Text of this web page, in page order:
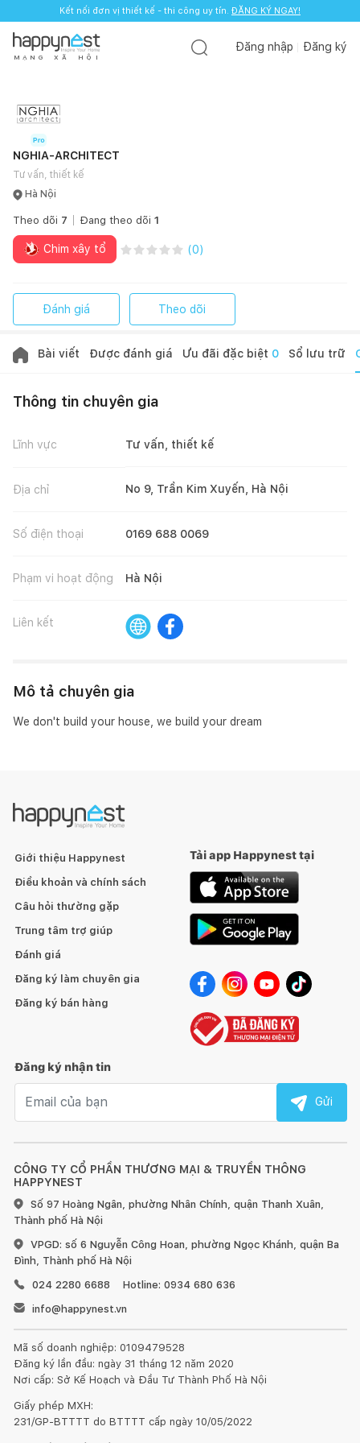
Kết nối đơn vị thiết kế - thi công uy tín. ĐĂNG KÝ NGAY!
M Ạ N G X Ã H Ộ I
Đăng nhập Đăng ký
NGHIA-ARCHITECT
Tư vấn, thiết kế
Hà Nội
Theo dõi 7 Đang theo dõi 1
Chim xây tổ (0)
Đánh giá Theo dõi
Bài viết Được đánh giá Ưu đãi đặc biệt 0 Sổ lưu trữ
Thông tin chuyên gia
Lĩnh vực Tư vấn, thiết kế
Địa chỉ No 9, Trần Kim Xuyến, Hà Nội
Số điện thoại 0169 688 0069
Phạm vi hoạt động Hà Nội
Liên kết
Mô tả chuyên gia
We don't build your house, we build your dream
CÔNG TY CỔ PHẦN THƯƠNG MẠI & TRUYỀN THÔNG
HAPPYNEST
Số 97 Hoàng Ngân, phường Nhân Chính, quận Thanh Xuân,
Thành phố Hà Nội
VPGD: số 6 Nguyễn Công Hoan, phường Ngọc Khánh, quận Ba
Đình, Thành phố Hà Nội
024 2280 6688
Hotline: 0934 680 636
info@happynest.vn
Mã số doanh nghiệp: 0109479528
Đăng ký lần đầu: ngày 31 tháng 12 năm 2020
Nơi cấp: Sở Kế Hoạch và Đầu Tư Thành Phố Hà Nội
Giấy phép MXH:
231/GP-BTTTT do BTTTT cấp ngày 10/05/2022
Giới thiệu Happynest
Điều khoản và chính sách
Câu hỏi thường gặp
Trung tâm trợ giúp
Đánh giá
Đăng ký làm chuyên gia
Đăng ký bán hàng
Tải app Happynest tại
Đăng ký nhận tin
Gửi